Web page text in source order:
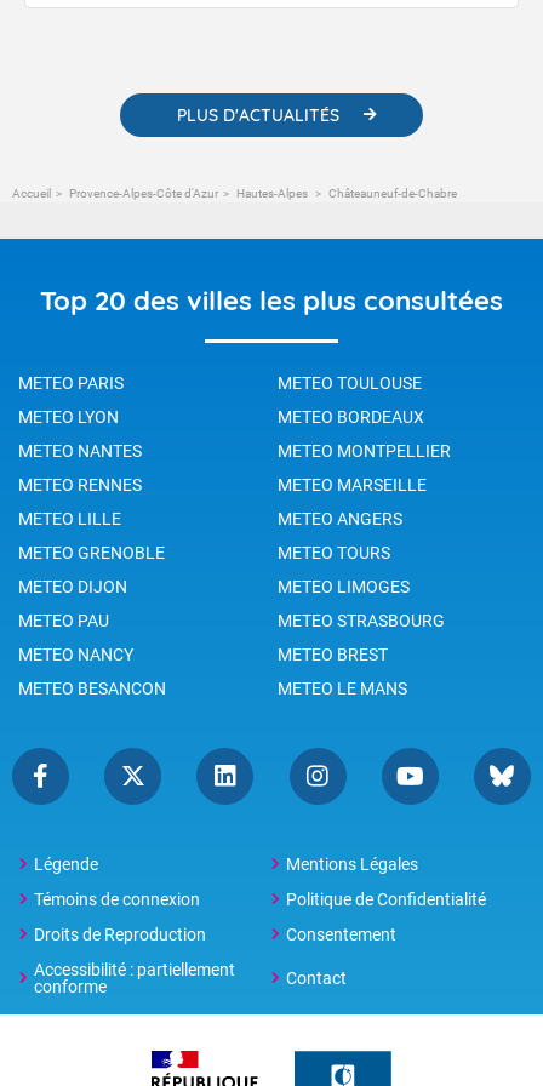
publications. Vous y trouverez également des liens utiles vers nos
PLUS D'ACTUALITÉS
Accueil Provence-Alpes-Côte d'Azur Hautes-Alpes Châteauneuf-de-Chabre
Top 20 des villes les plus consultées
METEO PARIS
METEO TOULOUSE
METEO LYON
METEO BORDEAUX
METEO NANTES
METEO MONTPELLIER
METEO RENNES
METEO MARSEILLE
METEO LILLE
METEO ANGERS
METEO GRENOBLE
METEO TOURS
METEO DIJON
METEO LIMOGES
METEO PAU
METEO STRASBOURG
METEO NANCY
METEO BREST
METEO BESANCON
METEO LE MANS
Légende
Mentions Légales
Témoins de connexion
Politique de Confidentialité
Droits de Reproduction
Consentement
Accessibilité : partiellement
conforme
Contact